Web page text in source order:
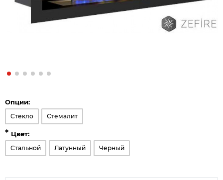
Опции:
Стекло Стемалит
* Цвет:
Стальной Латунный Черный